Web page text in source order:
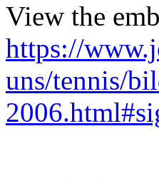
View the
https://
uns/tennis/